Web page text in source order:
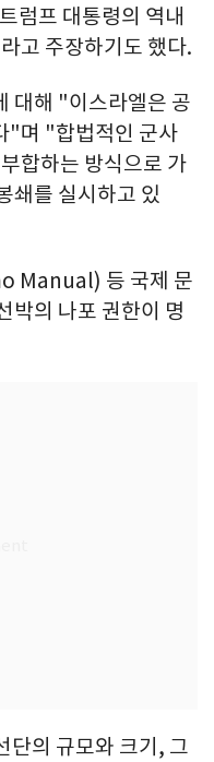
럼프 대통령의 역내
고 주장하기도 했다.
대해 "이스라엘은 공
"며 "합법적인 군사
합하는 방식으로 가
쇄를 실시하고 있
Manual) 등 국제 문
박의 나포 권한이 명
단의 규모와 크기, 그